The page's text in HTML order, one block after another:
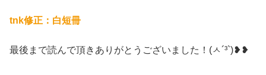
tnk修正：白短冊
最後まで読んで頂きありがとうございました！(ㅅ´³`)❥❥